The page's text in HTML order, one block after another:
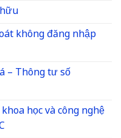
không đăng nhập
– Thông tư số
học và công nghệ